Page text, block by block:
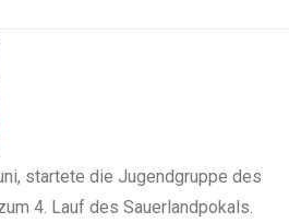
startete die Jugendgruppe des
4. Lauf des Sauerlandpokals.